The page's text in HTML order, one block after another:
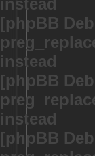
instead
[phpBB
instead
[phpBB
instead
[phpBB